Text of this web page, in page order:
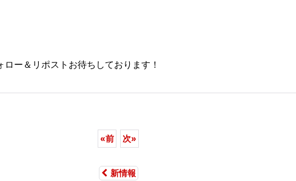
ー＆リポストお待ちしております！
«前 次»
新情報